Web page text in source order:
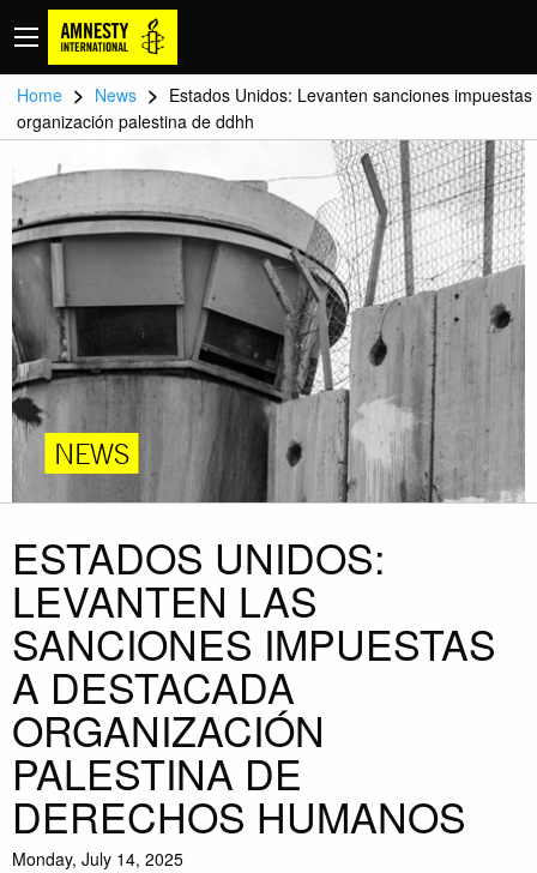
Home > News > Estados Unidos: Levanten sanciones impuestas
organización palestina de ddhh
NEWS
ESTADOS UNIDOS:
LEVANTEN LAS
SANCIONES IMPUESTAS
A DESTACADA
ORGANIZACIÓN
PALESTINA DE
DERECHOS HUMANOS
Monday, July 14, 2025